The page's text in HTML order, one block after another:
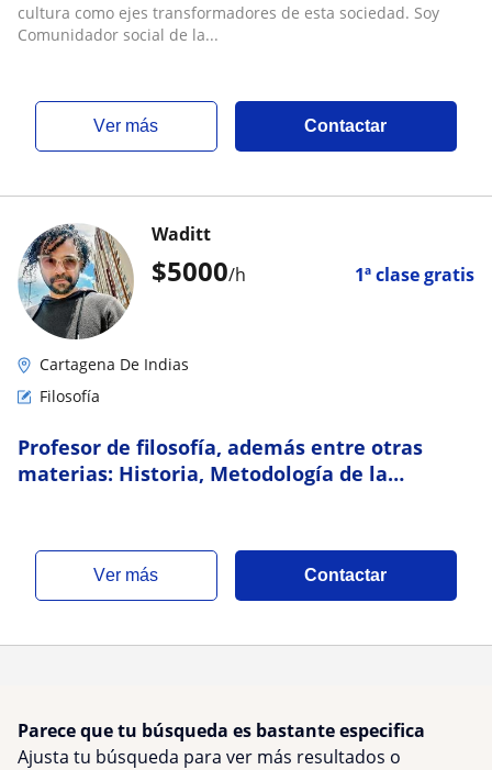
cultura como ejes transformadores de esta sociedad. Soy
Comunidador social de la...
ver más Contactar
$5000/h 1ª clase gratis
Waditt
Cartagena De Indias
Filosofía
Profesor de filosofía, además entre otras
materias: Historia, Metodología de la
ver más Contactar
Parece que tu búsqueda es bastante especifica
Ajusta tu búsqueda para ver más resultados o